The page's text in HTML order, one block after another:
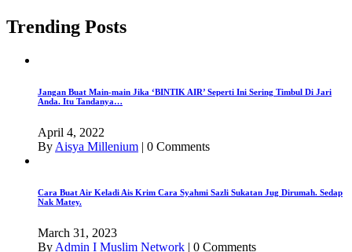
Trending Posts
Jangan Buat Main-main Jika ‘BINTIK AIR’ Seperti Ini Sering Timbul Di Jari
Anda. Itu Tandanya…
April 4, 2022
By Aisya Millenium | 0 Comments
Cara Buat Air Keladi Ais Krim Cara Syahmi Sazli Sukatan Jug Dirumah. Sedap
Nak Matey.
March 31, 2023
By Admin I Muslim Network | 0 Comments